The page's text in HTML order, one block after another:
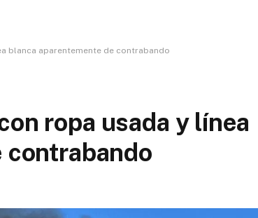
blanca aparentemente de contrabando
ropa usada y línea
contrabando